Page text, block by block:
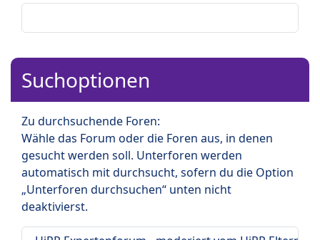
Suchoptionen
Zu durchsuchende Foren:
Wähle das Forum oder die Foren aus, in denen
gesucht werden soll. Unterforen werden
automatisch mit durchsucht, sofern du die Option
„Unterforen durchsuchen“ unten nicht
deaktivierst.